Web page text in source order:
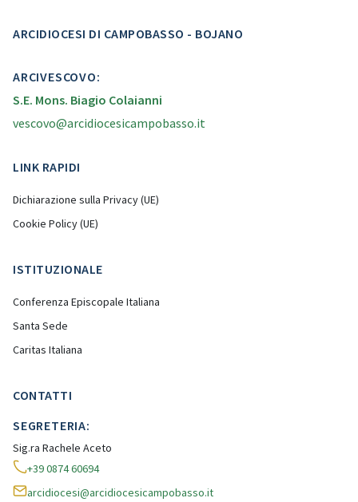
ARCIDIOCESI DI CAMPOBASSO - BOJANO
ARCIVESCOVO:
S.E. Mons. Biagio Colaianni
vescovo@arcidiocesicampobasso.it
LINK RAPIDI
Dichiarazione sulla Privacy (UE)
Cookie Policy (UE)
ISTITUZIONALE
Conferenza Episcopale Italiana
Santa Sede
Caritas Italiana
CONTATTI
SEGRETERIA:
Sig.ra Rachele Aceto
+39 0874 60694
arcidiocesi@arcidiocesicampobasso.it